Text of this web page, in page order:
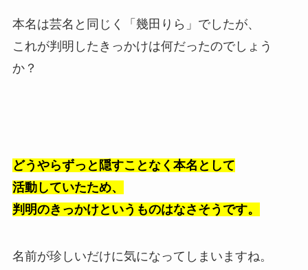
本名は芸名と同じく「幾田りら」でしたが、
これが判明したきっかけは何だったのでしょう
か？
どうやらずっと隠すことなく本名として
活動していたため、
判明のきっかけというものはなさそうです。
名前が珍しいだけに気になってしまいますね。